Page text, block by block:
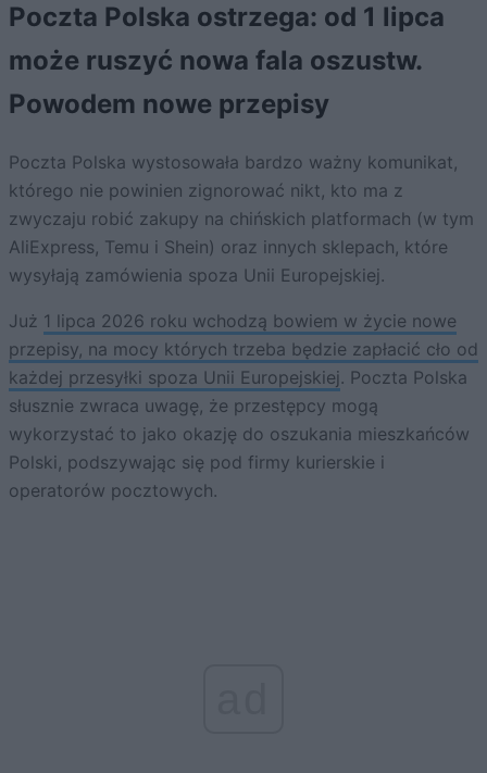
Poczta Polska ostrzega: od 1 lipca
może ruszyć nowa fala oszustw.
Powodem nowe przepisy
Poczta Polska wystosowała bardzo ważny komunikat,
którego nie powinien zignorować nikt, kto ma z
zwyczaju robić zakupy na chińskich platformach (w tym
AliExpress, Temu i Shein) oraz innych sklepach, które
wysyłają zamówienia spoza Unii Europejskiej.
Już 1 lipca 2026 roku wchodzą bowiem w życie nowe
przepisy, na mocy których trzeba będzie zapłacić cło od
każdej przesyłki spoza Unii Europejskiej. Poczta Polska
słusznie zwraca uwagę, że przestępcy mogą
wykorzystać to jako okazję do oszukania mieszkańców
Polski, podszywając się pod firmy kurierskie i
operatorów pocztowych.